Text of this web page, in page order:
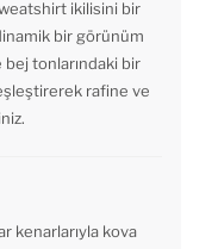
ikilisini bir
bir görünüm
bej tonlarındaki bir
rafine ve
kenarlarıyla kova